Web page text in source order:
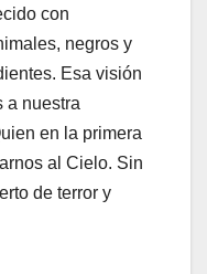
con
negros y
Esa visión
a nuestra
en la primera
al Cielo. Sin
de terror y